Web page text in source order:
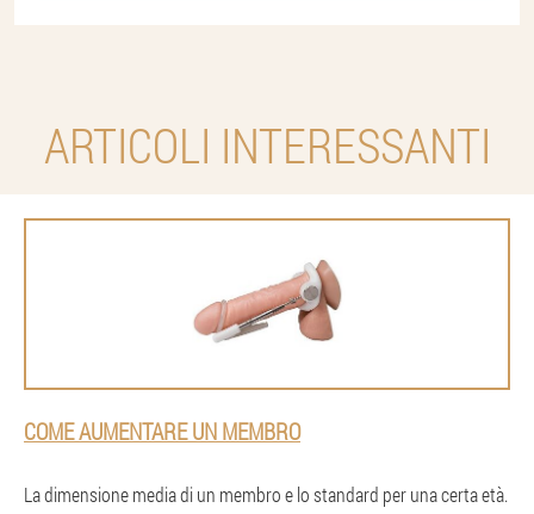
ARTICOLI INTERESSANTI
COME AUMENTARE UN MEMBRO
La dimensione media di un membro e lo standard per una certa età.